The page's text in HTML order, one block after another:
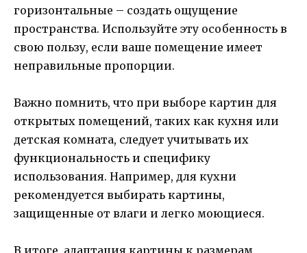
горизонтальные – создать ощущение
пространства. Используйте эту особенность в
свою пользу, если ваше помещение имеет
неправильные пропорции.
Важно помнить, что при выборе картин для
открытых помещений, таких как кухня или
детская комната, следует учитывать их
функциональность и специфику
использования. Например, для кухни
рекомендуется выбирать картины,
защищенные от влаги и легко моющиеся.
В итоге, адаптация картины к размерам